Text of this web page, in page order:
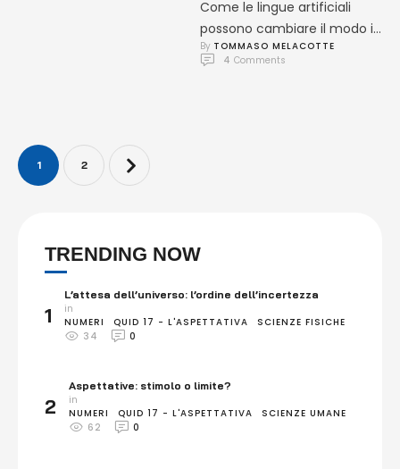
Come le lingue artificiali
possono cambiare il modo in
cui leggiamo la società
“Rompu, rompu la murojn
By TOMMASO MELACOTTE
4 Comments
1 2
TRENDING NOW
1
L’attesa dell’universo: l’ordine dell’incertezza
in
NUMERI
QUID 17 - L'ASPETTATIVA
SCIENZE FISICHE
34
0
2
Aspettative: stimolo o limite?
in
NUMERI
QUID 17 - L'ASPETTATIVA
SCIENZE UMANE
62
0